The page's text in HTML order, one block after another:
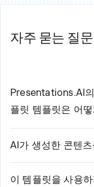
자주 묻는 질문
Presentations.AI의
플릿 템플릿은 어
저희 AI 기반공
릿세 가지 간단
다:
1. 템플릿을 선택하고
AI가 생성한 콘텐
네, 물론이죠! 저희
하지만, 모든 제어
이 템플릿을 사용